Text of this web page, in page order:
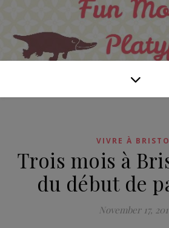
VIVRE À
Trois mois à
du début de
November 17,